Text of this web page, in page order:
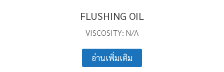
FLUSHING OIL
VISCOSITY: N/A
อ่านเพิ่มเติม